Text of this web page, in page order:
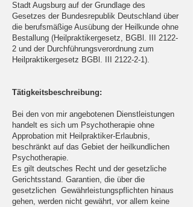
Stadt Augsburg auf der Grundlage des
Gesetzes der Bundesrepublik Deutschland über
die berufsmäßige Ausübung der Heilkunde ohne
Bestallung (Heilpraktikergesetz, BGBl. III 2122-
2 und der Durchführungsverordnung zum
Heilpraktikergesetz BGBl. III 2122-2-1).
Tätigkeitsbeschreibung:
Bei den von mir angebotenen Dienstleistungen
handelt es sich um Psychotherapie ohne
Approbation mit Heilpraktiker-Erlaubnis,
beschränkt auf das Gebiet der heilkundlichen
Psychotherapie.
Es gilt deutsches Recht und der gesetzliche
Gerichtsstand. Garantien, die über die
gesetzlichen Gewährleistungspflichten hinaus
gehen, werden nicht gewährt, vor allem keine